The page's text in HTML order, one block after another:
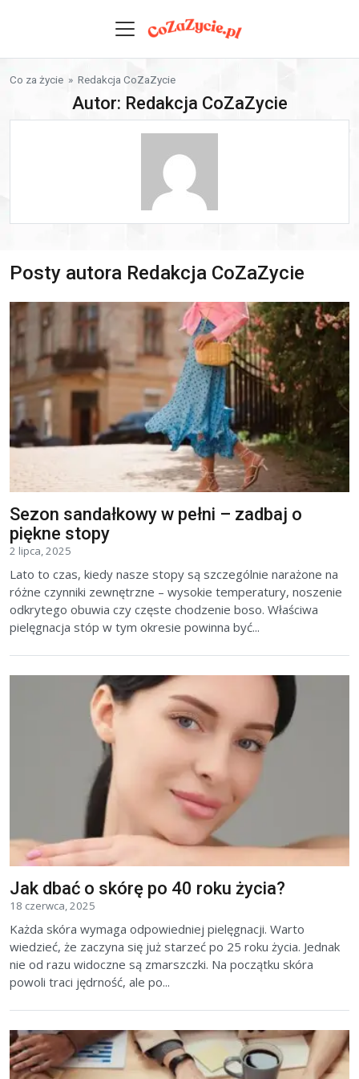
Co za życie » Redakcja CoZaZycie
Autor: Redakcja CoZaZycie
Posty autora Redakcja CoZaZycie
Sezon sandałkowy w pełni – zadbaj o
piękne stopy
2 lipca, 2025
Lato to czas, kiedy nasze stopy są szczególnie narażone na
różne czynniki zewnętrzne – wysokie temperatury, noszenie
odkrytego obuwia czy częste chodzenie boso. Właściwa
pielęgnacja stóp w tym okresie powinna być...
Jak dbać o skórę po 40 roku życia?
18 czerwca, 2025
Każda skóra wymaga odpowiedniej pielęgnacji. Warto
wiedzieć, że zaczyna się już starzeć po 25 roku życia. Jednak
nie od razu widoczne są zmarszczki. Na początku skóra
powoli traci jędrność, ale po...